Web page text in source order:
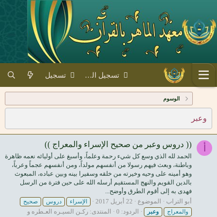
تسجيل الدخول تسجيل
الوسوم
وعبر
أ (( دروس وعبر من صحيح الإسراء والمعراج ))
الحمد لله الذي وسع كل شيء رحمة وعلماً، وأسبغ على أوليائه نعمه ظاهرة
وباطنة، وبعث فيهم رسولا من أنفسهم مولداً، ومن أنفسهم عجماً وعرباً،
وهو أمينه على وحيه وخيرته من خلقه وسفيرا بينه وبين عباده، المبعوث
بالدين القويم والنهج المستقيم أرسله الله على حين فترة من الرسل
فهدى به إلى أقوم الطرق وأوضح...
أبو التراب
الموضوع 22 أبريل 2017 الإسراء دروس
صحيح
والمعراج
وعبر الردود: 0 المنتدى: ركـن السيـره العـطره و